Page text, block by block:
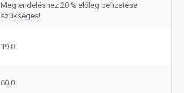
Megrendeléshez 20 % előleg befizetése
szükséges!
19,0
60,0